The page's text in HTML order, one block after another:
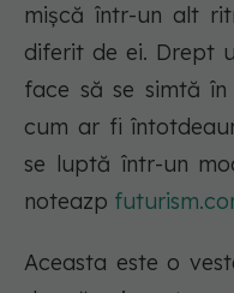
mișcă într-un alt
diferit de ei. Drept
face să se simtă
cum ar fi
se luptă într-un
noteazp
Aceasta este o